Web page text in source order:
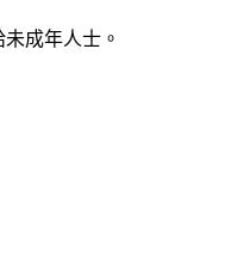
成年人士。